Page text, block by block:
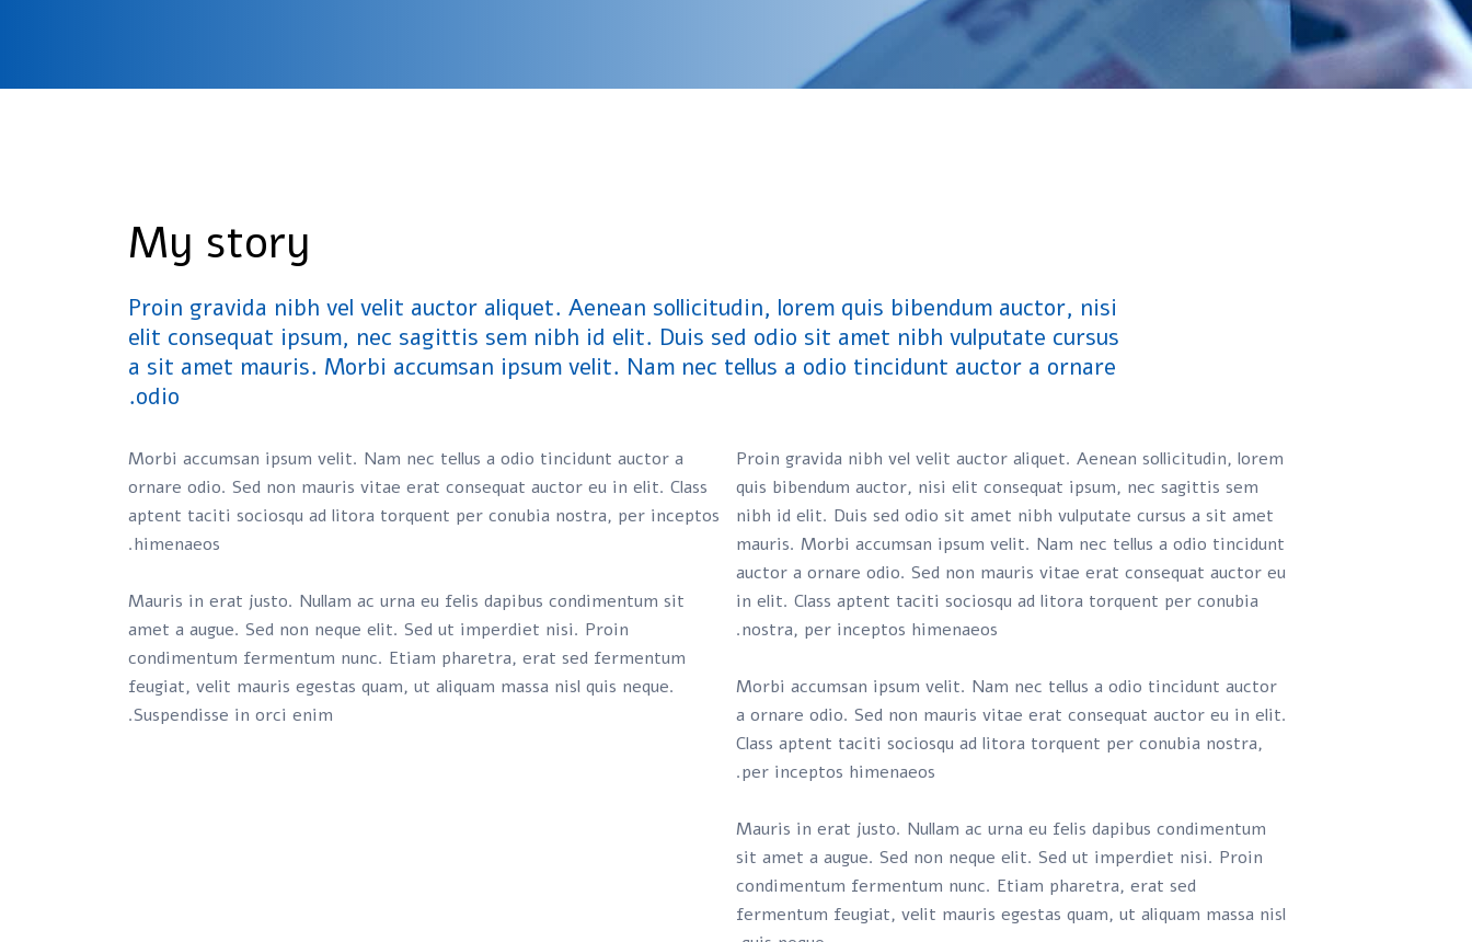
My story
Proin gravida nibh vel velit auctor aliquet. Aenean sollicitudin, lorem quis bibendum auctor, nisi
elit consequat ipsum, nec sagittis sem nibh id elit. Duis sed odio sit amet nibh vulputate cursus
a sit amet mauris. Morbi accumsan ipsum velit. Nam nec tellus a odio tincidunt auctor a ornare
odio.
Proin gravida nibh vel velit auctor aliquet. Aenean sollicitudin, lorem
quis bibendum auctor, nisi elit consequat ipsum, nec sagittis sem
nibh id elit. Duis sed odio sit amet nibh vulputate cursus a sit amet
mauris. Morbi accumsan ipsum velit. Nam nec tellus a odio tincidunt
auctor a ornare odio. Sed non mauris vitae erat consequat auctor eu
in elit. Class aptent taciti sociosqu ad litora torquent per conubia
nostra, per inceptos himenaeos.
Morbi accumsan ipsum velit. Nam nec tellus a odio tincidunt auctor
a ornare odio. Sed non mauris vitae erat consequat auctor eu in elit.
Class aptent taciti sociosqu ad litora torquent per conubia nostra,
per inceptos himenaeos.
Mauris in erat justo. Nullam ac urna eu felis dapibus condimentum
sit amet a augue. Sed non neque elit. Sed ut imperdiet nisi. Proin
condimentum fermentum nunc. Etiam pharetra, erat sed
fermentum feugiat, velit mauris egestas quam, ut aliquam massa nisl
Morbi accumsan ipsum velit. Nam nec tellus a odio tincidunt auctor a
ornare odio. Sed non mauris vitae erat consequat auctor eu in elit. Class
aptent taciti sociosqu ad litora torquent per conubia nostra, per inceptos
himenaeos.
Mauris in erat justo. Nullam ac urna eu felis dapibus condimentum sit
amet a augue. Sed non neque elit. Sed ut imperdiet nisi. Proin
condimentum fermentum nunc. Etiam pharetra, erat sed fermentum
feugiat, velit mauris egestas quam, ut aliquam massa nisl quis neque.
Suspendisse in orci enim.